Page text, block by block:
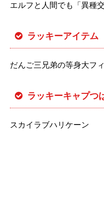
エルフと人間でも「異種
ラッキーアイテム
だんご三兄弟の等身大フ
ラッキーキャプつ
スカイラブハリケーン